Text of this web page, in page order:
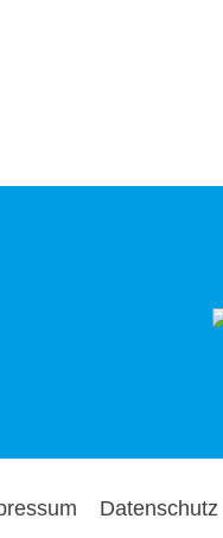
Datenschutz